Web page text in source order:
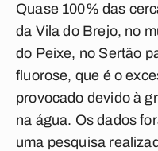
Quase 100% das
da Vila do Brejo, no
do Peixe, no Sertão
fluorose, que é o
provocado devido à
na água. Os dados
uma pesquisa